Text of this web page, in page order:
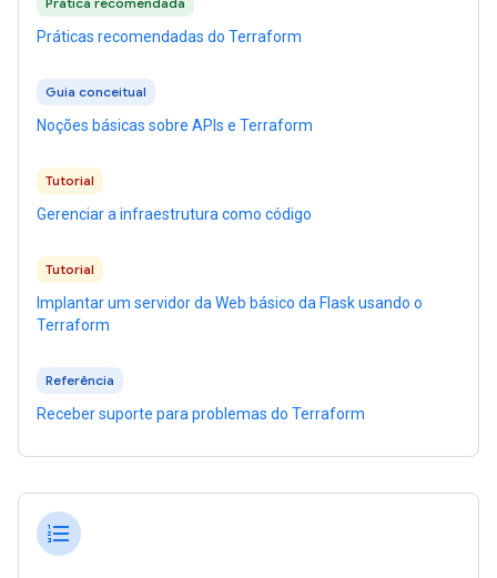
Práticas recomendadas do Terraform
Guia conceitual
Noções básicas sobre APIs e Terraform
Tutorial
Gerenciar a infraestrutura como código
Tutorial
Implantar um servidor da Web básico da Flask usando o
Terraform
Referência
Receber suporte para problemas do Terraform
format_list_numbered